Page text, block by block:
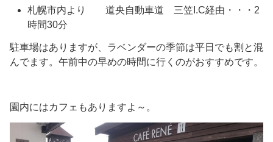
札幌市内より 道央自動車道 三笠I.C経由・・・2
時間30分
駐車場はありますが、ラベンダーの季節は平日でも割と混
んでます。午前中の早めの時間に行くのがおすすめです。
園内にはカフェもありますよ～。